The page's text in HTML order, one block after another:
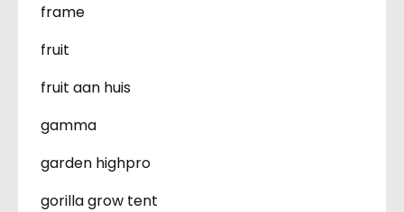
frame
fruit
fruit aan huis
gamma
garden highpro
gorilla grow tent